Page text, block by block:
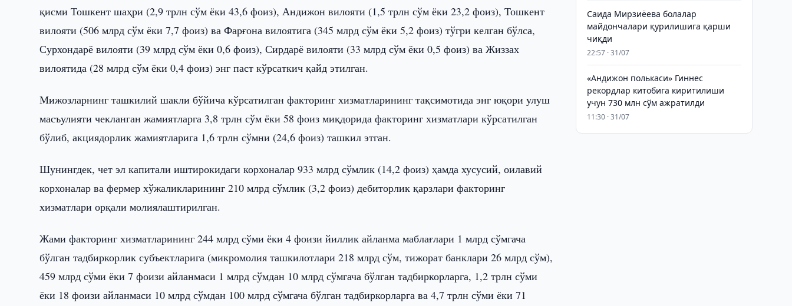
қисми Тошкент шаҳри (2,9 трлн сўм ёки 43,6 фоиз), Андижон вилояти (1,5 трлн сўм ёки 23,2 фоиз), Тошкент
вилояти (506 млрд сўм ёки 7,7 фоиз) ва Фарғона вилоятига (345 млрд сўм ёки 5,2 фоиз) тўгри келган бўлса,
Сурхондарё вилояти (39 млрд сўм ёки 0,6 фоиз), Сирдарё вилояти (33 млрд сўм ёки 0,5 фоиз) ва Жиззах
вилоятида (28 млрд сўм ёки 0,4 фоиз) энг паст кўрсаткич қайд этилган.
Мижозларнинг ташкилий шакли бўйича кўрсатилган факторинг хизматларининг тақсимотида энг юқори улуш
масъулияти чекланган жамиятларга 3,8 трлн сўм ёки 58 фоиз миқдорида факторинг хизматлари кўрсатилган
бўлиб, акциядорлик жамиятларига 1,6 трлн сўмни (24,6 фоиз) ташкил этган.
Шунингдек, чет эл капитали иштирокидаги корхоналар 933 млрд сўмлик (14,2 фоиз) ҳамда хусусий, оилавий
корхоналар ва фермер хўжаликларининг 210 млрд сўмлик (3,2 фоиз) дебиторлик қарзлари факторинг
хизматлари орқали молиялаштирилган.
Жами факторинг хизматларининг 244 млрд сўми ёки 4 фоизи йиллик айланма маблағлари 1 млрд сўмгача
бўлган тадбиркорлик субъектларига (микромолия ташкилотлари 218 млрд сўм, тижорат банклари 26 млрд сўм),
459 млрд сўми ёки 7 фоизи айланмаси 1 млрд сўмдан 10 млрд сўмгача бўлган тадбиркорларга, 1,2 трлн сўми
ёки 18 фоизи айланмаси 10 млрд сўмдан 100 млрд сўмгача бўлган тадбиркорларга ва 4,7 трлн сўми ёки 71
Саида Мирзиёева болалар
майдончалари қурилишига қарши
чиқди
22:57 · 31/07
«Андижон полькаси» Гиннес
рекордлар китобига киритилиши
учун 730 млн сўм ажратилди
11:30 · 31/07